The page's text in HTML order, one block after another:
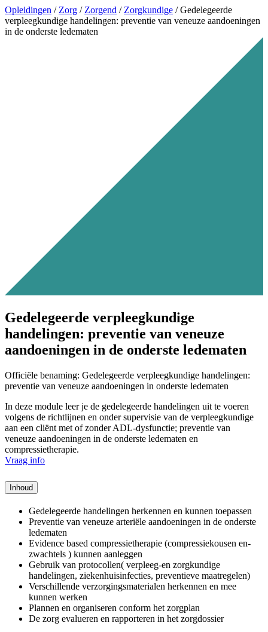
Opleidingen / Zorg / Zorgend / Zorgkundige / Gedelegeerde
verpleegkundige handelingen: preventie van veneuze aandoeningen
in de onderste ledematen
Gedelegeerde verpleegkundige
handelingen: preventie van veneuze
aandoeningen in de onderste ledematen
Officiële benaming: Gedelegeerde verpleegkundige handelingen:
preventie van veneuze aandoeningen in onderste ledematen
In deze module leer je de gedelegeerde handelingen uit te voeren
volgens de richtlijnen en onder supervisie van de verpleegkundige
aan een cliënt met of zonder ADL-dysfunctie; preventie van
veneuze aandoeningen in de onderste ledematen en
compressietherapie.
Vraag info
Inhoud
Gedelegeerde handelingen herkennen en kunnen toepassen
Preventie van veneuze arteriële aandoeningen in de onderste
ledematen
Evidence based compressietherapie (compressiekousen en-
zwachtels ) kunnen aanleggen
Gebruik van protocollen( verpleeg-en zorgkundige
handelingen, ziekenhuisinfecties, preventieve maatregelen)
Verschillende verzorgingsmaterialen herkennen en mee
kunnen werken
Plannen en organiseren conform het zorgplan
De zorg evalueren en rapporteren in het zorgdossier